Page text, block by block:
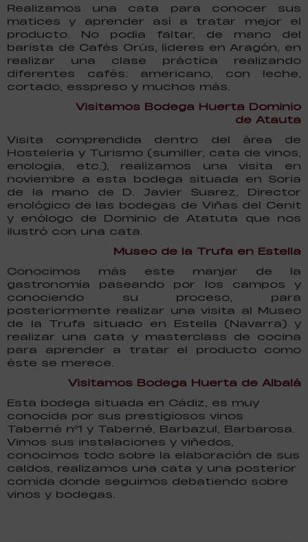
Realizamos una cata para conocer sus
matices y aprender así a tratar mejor el
producto. No podía faltar, de mano del
barista de Cafés Orús, líderes en Aragón, en
realizar una clase práctica realizando
diferentes cafés: americano, con leche,
cortado, esspreso y muchos más.
Visitamos Bodega Huerta Dominio
de Atauta
Visita comprendida dentro del área de
Hostelería y Turismo (sumiller, cata de vinos,
enología, etc.), realizamos una visita en
noviembre a esta bodega situada en Soria
de la mano de D. Javier Suarez, Director
enológico de las bodegas de Viñas del Cenit
y enólogo de Dominio de Atatuta que nos
ilustró con una cata.
Museo de la Trufa en Estella
Conocimos más este manjar de la
gastronomía paseando por los campos y
conociendo su proceso, para
posteriormente realizar una visita al Museo
de la Trufa situado en Estella (Navarra) y
realizar una cata y masterclass de cocina
para aprender a tratar el producto como
éste se merece.
Visitamos Bodega Huerta de Albalá
Esta bodega situada en Cádiz, es muy
conocida por sus prestigiosos vinos
Taberné nº1 y Taberné, Barbazul, Barbarosa.
Vimos sus instalaciones y viñedos,
conocimos todo sobre la elaboración de sus
caldos, realizamos una cata y una posterior
comida donde seguimos debatiendo sobre
vinos y bodegas.